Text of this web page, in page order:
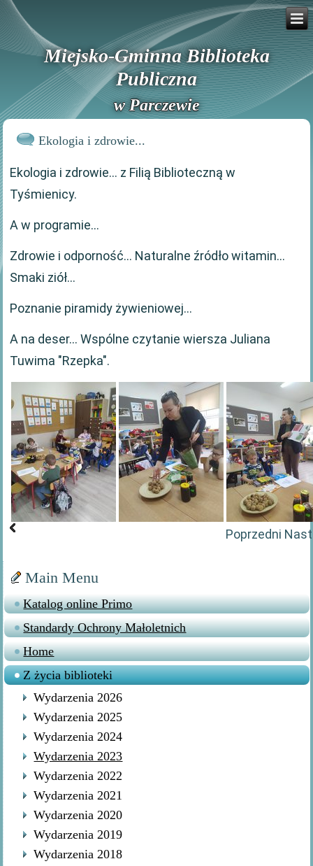
Miejsko-Gminna Biblioteka
Publiczna
w Parczewie
Ekologia i zdrowie...
Ekologia i zdrowie... z Filią Biblioteczną w
Tyśmienicy.
A w programie...
Zdrowie i odporność... Naturalne źródło witamin...
Smaki ziół...
Poznanie piramidy żywieniowej...
A na deser... Wspólne czytanie wiersza Juliana
Tuwima "Rzepka".
Poprzedni
Main Menu
Katalog online Primo
Standardy Ochrony Małoletnich
Home
Z życia biblioteki
Wydarzenia 2026
Wydarzenia 2025
Wydarzenia 2024
Wydarzenia 2023
Wydarzenia 2022
Wydarzenia 2021
Wydarzenia 2020
Wydarzenia 2019
Wydarzenia 2018